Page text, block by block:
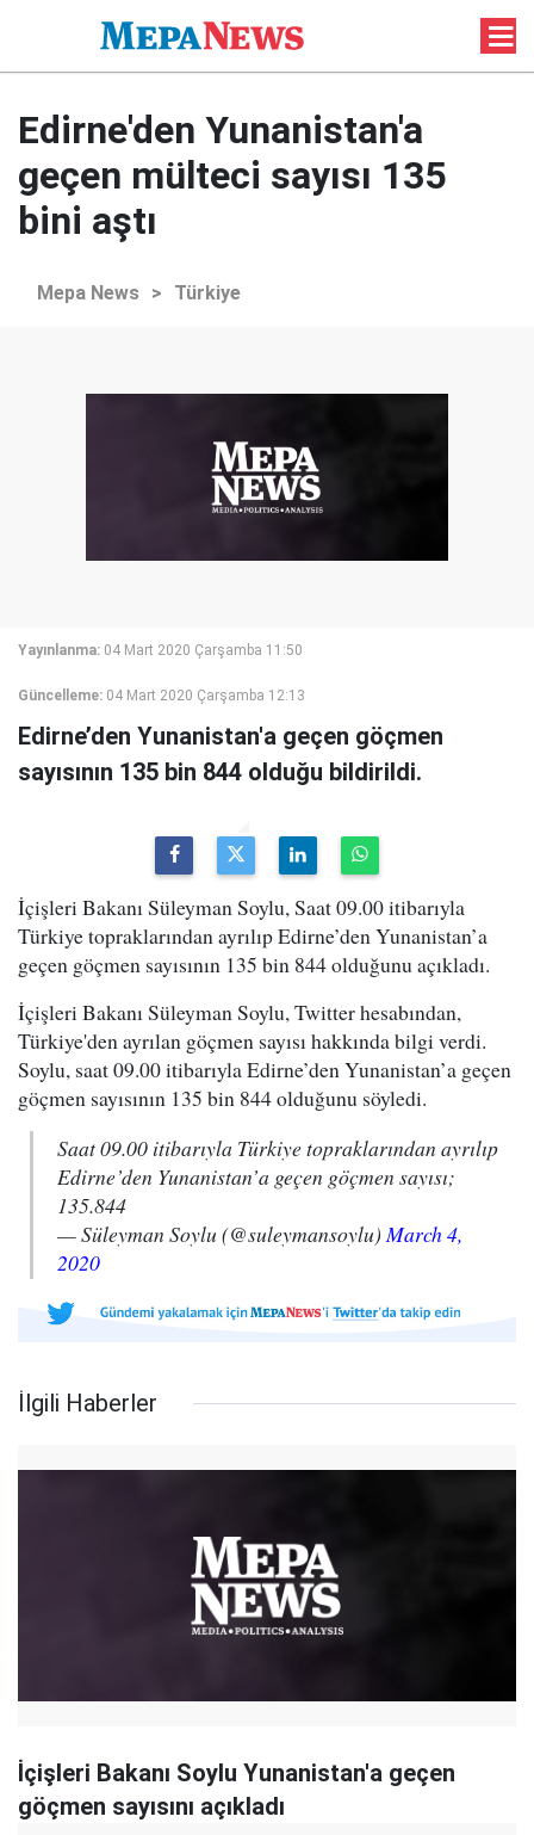
Edirne'den Yunanistan'a
geçen mülteci sayısı 135
bini aştı
Mepa News > Türkiye
Yayınlanma: 04 Mart 2020 Çarşamba 11:50
Güncelleme: 04 Mart 2020 Çarşamba 12:13
Edirne’den Yunanistan'a geçen göçmen
sayısının 135 bin 844 olduğu bildirildi.
İçişleri Bakanı Süleyman Soylu, Saat 09.00 itibarıyla
Türkiye topraklarından ayrılıp Edirne’den Yunanistan’a
geçen göçmen sayısının 135 bin 844 olduğunu açıkladı.
İçişleri Bakanı Süleyman Soylu, Twitter hesabından,
Türkiye'den ayrılan göçmen sayısı hakkında bilgi verdi.
Soylu, saat 09.00 itibarıyla Edirne’den Yunanistan’a geçen
göçmen sayısının 135 bin 844 olduğunu söyledi.
Saat 09.00 itibarıyla Türkiye topraklarından ayrılıp
Edirne’den Yunanistan’a geçen göçmen sayısı;
135.844
— Süleyman Soylu (@suleymansoylu)March 4,
2020
İlgili Haberler
İçişleri Bakanı Soylu Yunanistan'a geçen
göçmen sayısını açıkladı